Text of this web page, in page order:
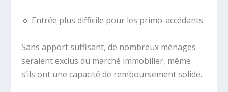
🔹 Entrée plus difficile pour les primo-accédants
Sans apport suffisant, de nombreux ménages
seraient exclus du marché immobilier, même
s’ils ont une capacité de remboursement solide.